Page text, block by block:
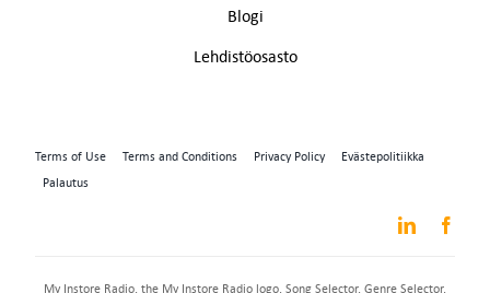
Blogi
Lehdistöosasto
Terms of Use Terms and Conditions Privacy Policy
Evästepolitiikka
Palautus
My Instore Radio, the My Instore Radio logo, Song Selector, Genre Selector,